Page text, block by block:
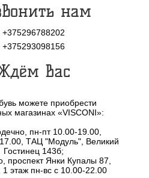
нам
+375296788202
+375293098156
Вас
можете приобрести
магазинах «VISCONI»:
пн-пт 10.00-19.00,
ТАЦ "Модуль", Великий
Гостинец 143б;
проспект Янки Купалы 87,
этаж пн-вс с 10.00-22.00